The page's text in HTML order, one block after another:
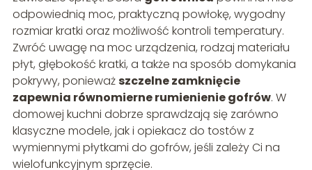
odpowiednią moc, praktyczną powłokę, wygodny
rozmiar kratki oraz możliwość kontroli temperatury.
Zwróć uwagę na moc urządzenia, rodzaj materiału
płyt, głębokość kratki, a także na sposób domykania
pokrywy, ponieważszczelne zamknięcie
zapewnia równomierne rumienienie gofrów. W
domowej kuchni dobrze sprawdzają się zarówno
klasyczne modele, jak i opiekacz do tostów z
wymiennymi płytkami do gofrów, jeśli zależy Ci na
wielofunkcyjnym sprzęcie.